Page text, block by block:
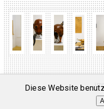
Diese Website